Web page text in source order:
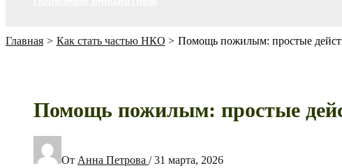
Главная Как стать частью НКО Помощь пожилым: простые
Помощь пожилым: простые
От Анна Петрова /31 марта, 2026